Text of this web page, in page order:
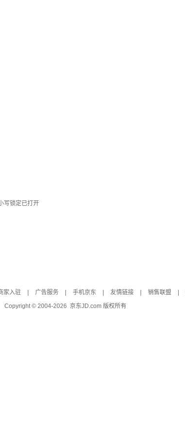
写锁定已打开
家入驻 广告服务 手机京东 友情链接 销售联盟
Copyright © 2004-2026 京东JD.com 版权所有